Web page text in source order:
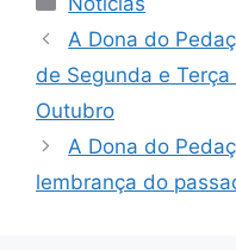
A Dona do
de Segunda e
Outubro
A Dona do
lembrança do